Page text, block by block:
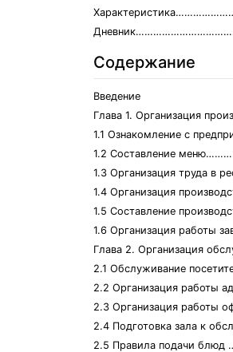
Содержание
Введение
Глава 1. Организация
1.1 Ознакомление с
1.2 Составление
1.3 Организация труда
1.4 Организация
1.5 Составление
1.6 Организация работы
Глава 2. Организация
2.1 Обслуживание
2.2 Организация
2.3 Организация
2.4 Подготовка зала к
2.5 Правила подачи